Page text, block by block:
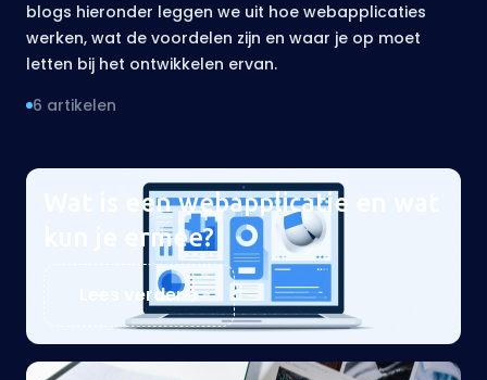
blogs hieronder leggen we uit hoe webapplicaties
werken, wat de voordelen zijn en waar je op moet
letten bij het ontwikkelen ervan.
6 artikelen
Wat is een webapplicatie en wat
kun je ermee?
Lees verder